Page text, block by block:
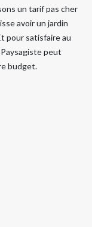
un tarif pas cher
avoir un jardin
pour satisfaire au
peut
budget.